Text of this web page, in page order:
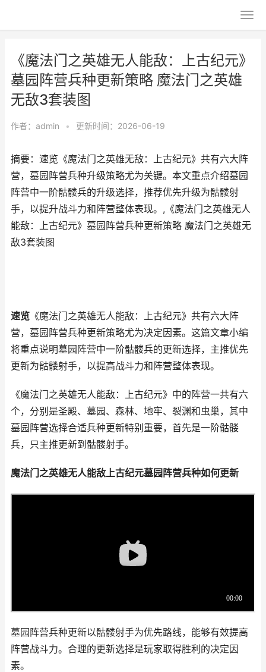
《魔法门之英雄无人能敌：上古纪元》
墓园阵营兵种更新策略 魔法门之英雄
无敌3套装图
作者： admin • 更新时间：2026-06-19
摘要：速览《魔法门之英雄无敌：上古纪元》共有六大阵
营，墓园阵营兵种升级策略尤为关键。本文重点介绍墓园
阵营中一阶骷髅兵的升级选择，推荐优先升级为骷髅射
手，以提升战斗力和阵营整体表现。,《魔法门之英雄无人
能敌：上古纪元》墓园阵营兵种更新策略 魔法门之英雄无
敌3套装图
速览 《魔法门之英雄无人能敌：上古纪元》共有六大阵
营，墓园阵营兵种更新策略尤为决定因素。这篇文章小编
将重点说明墓园阵营中一阶骷髅兵的更新选择，主推优先
更新为骷髅射手，以提高战斗力和阵营整体表现。
《魔法门之英雄无人能敌：上古纪元》中的阵营一共有六
个，分别是圣殿、墓园、森林、地牢、裂渊和虫巢，其中
墓园阵营选择合适兵种更新特别重要，首先是一阶骷髅
兵，只主推更新到骷髅射手。
魔法门之英雄无人能敌上古纪元墓园阵营兵种如何更新
墓园阵营兵种更新以骷髅射手为优先路线，能够有效提高
阵营战斗力。合理的更新选择是玩家取得胜利的决定因
素。